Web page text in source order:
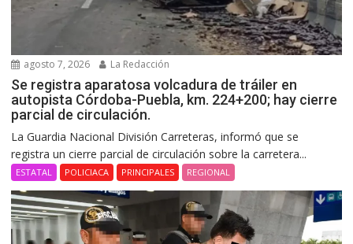
agosto 7, 2026 La Redacción
Se registra aparatosa volcadura de tráiler en
autopista Córdoba-Puebla, km. 224+200; hay cierre
parcial de circulación.
La Guardia Nacional División Carreteras, informó que se
registra un cierre parcial de circulación sobre la carretera...
ESTATAL POLICIACA PRINCIPALES REGIONAL